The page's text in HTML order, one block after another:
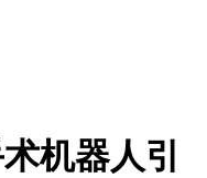
机器人引